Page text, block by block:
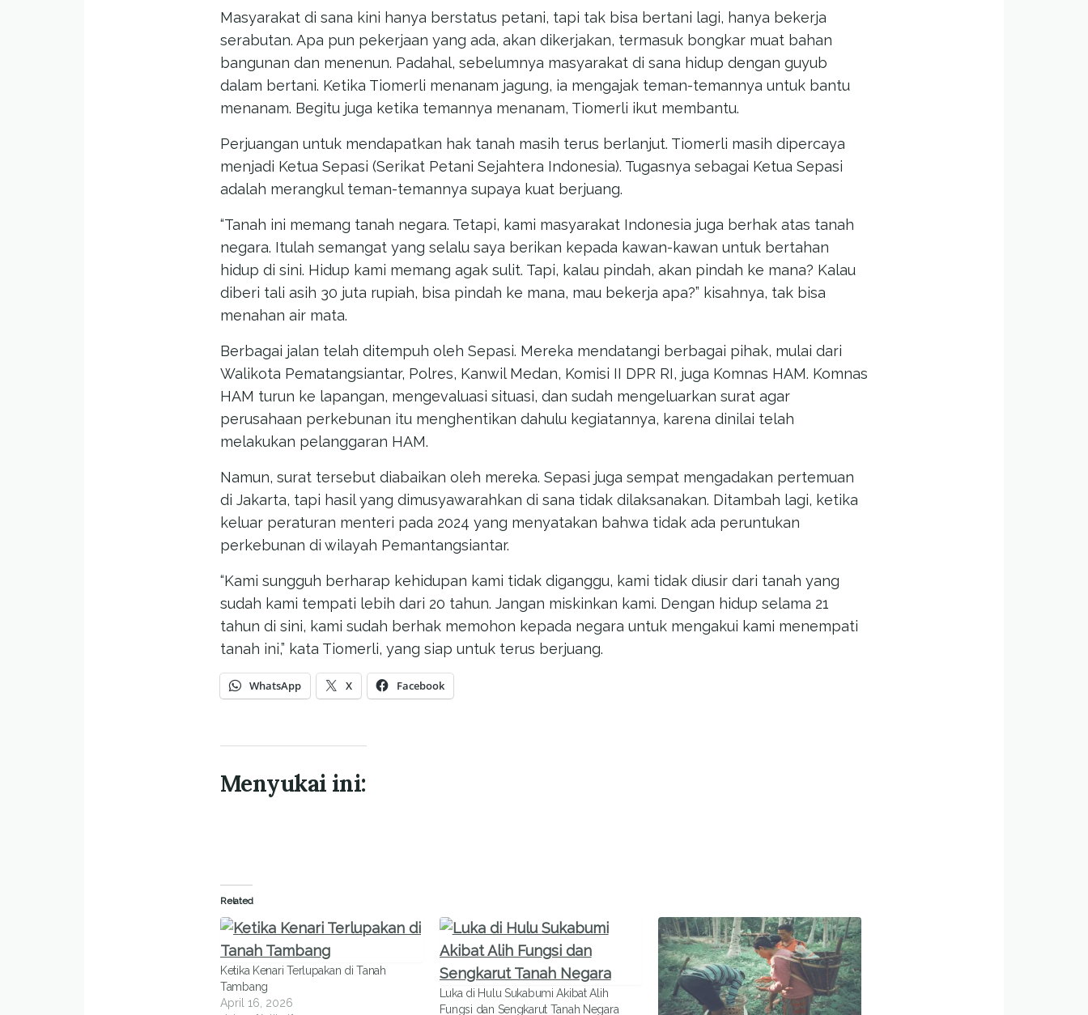
Masyarakat di sana kini hanya berstatus petani, tapi tak bisa bertani lagi, hanya bekerja
serabutan. Apa pun pekerjaan yang ada, akan dikerjakan, termasuk bongkar muat bahan
bangunan dan menenun. Padahal, sebelumnya masyarakat di sana hidup dengan guyub
dalam bertani. Ketika Tiomerli menanam jagung, ia mengajak teman-temannya untuk bantu
menanam. Begitu juga ketika temannya menanam, Tiomerli ikut membantu.
Perjuangan untuk mendapatkan hak tanah masih terus berlanjut. Tiomerli masih dipercaya
menjadi Ketua Sepasi (Serikat Petani Sejahtera Indonesia). Tugasnya sebagai Ketua Sepasi
adalah merangkul teman-temannya supaya kuat berjuang.
“Tanah ini memang tanah negara. Tetapi, kami masyarakat Indonesia juga berhak atas tanah
negara. Itulah semangat yang selalu saya berikan kepada kawan-kawan untuk bertahan
hidup di sini. Hidup kami memang agak sulit. Tapi, kalau pindah, akan pindah ke mana? Kalau
diberi tali asih 30 juta rupiah, bisa pindah ke mana, mau bekerja apa?” kisahnya, tak bisa
menahan air mata.
Berbagai jalan telah ditempuh oleh Sepasi. Mereka mendatangi berbagai pihak, mulai dari
Walikota Pematangsiantar, Polres, Kanwil Medan, Komisi II DPR RI, juga Komnas HAM. Komnas
HAM turun ke lapangan, mengevaluasi situasi, dan sudah mengeluarkan surat agar
perusahaan perkebunan itu menghentikan dahulu kegiatannya, karena dinilai telah
melakukan pelanggaran HAM.
Namun, surat tersebut diabaikan oleh mereka. Sepasi juga sempat mengadakan pertemuan
di Jakarta, tapi hasil yang dimusyawarahkan di sana tidak dilaksanakan. Ditambah lagi, ketika
keluar peraturan menteri pada 2024 yang menyatakan bahwa tidak ada peruntukan
perkebunan di wilayah Pemantangsiantar.
“Kami sungguh berharap kehidupan kami tidak diganggu, kami tidak diusir dari tanah yang
sudah kami tempati lebih dari 20 tahun. Jangan miskinkan kami. Dengan hidup selama 21
tahun di sini, kami sudah berhak memohon kepada negara untuk mengakui kami menempati
tanah ini,” kata Tiomerli, yang siap untuk terus berjuang.
WhatsApp X Facebook
Menyukai ini:
Related
Ketika Kenari Terlupakan di Tanah
Tambang
April 16, 2026
Luka di Hulu Sukabumi Akibat Alih
Fungsi dan Sengkarut Tanah Negara